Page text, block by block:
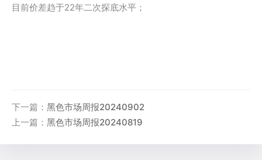
目前价差趋于22年二次探底水平；
下一篇： 黑色市场周报20240902
上一篇： 黑色市场周报20240819